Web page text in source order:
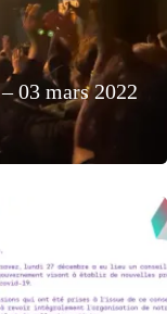
03 mars 2022